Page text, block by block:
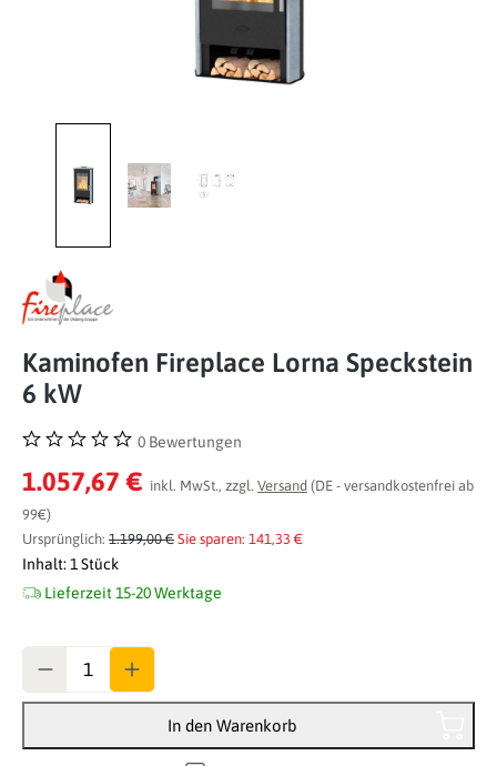
Kaminofen Fireplace Lorna Speckstein
6 kW
Durchschnittliche Bewertung von 0 von 5 Sternen
0 Bewertungen
1.057,67 € inkl. MwSt., zzgl. Versand (DE - versandkostenfrei ab
99€)
Ursprünglich: 1.199,00 € Sie sparen: 141,33 €
Inhalt: 1 Stück
Lieferzeit 15-20 Werktage
In den Warenkorb